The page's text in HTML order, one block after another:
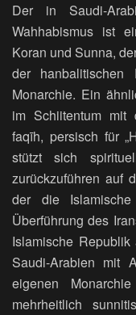
Der in Saudi-
Wahhabismus ist
Koran und Sunna,
der hanbalitischen
Monarchie. Ein
im Schiitentum mit
faqīh, persisch für
stützt sich
zurückzuführen auf
der die
Überführung des
Islamische
Saudi-Arabien mit
eigenen
mehrheitlich